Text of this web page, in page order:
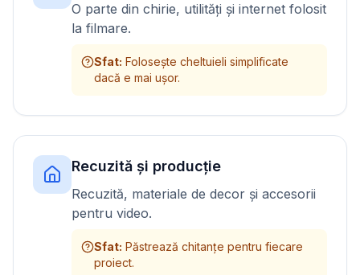
O parte din chirie, utilități și internet folosit
la filmare.
Sfat: Folosește cheltuieli simplificate
dacă e mai ușor.
Recuzită și producție
Recuzită, materiale de decor și accesorii
pentru video.
Sfat: Păstrează chitanțe pentru fiecare
proiect.